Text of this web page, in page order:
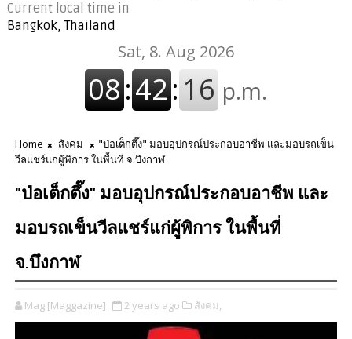
Current local time in
Bangkok, Thailand
Home สังคม
"ป่อเต็กตึ๊ง" มอบอุปกรณ์ประกอบอาชีพ และมอบรถเข็น
วีลแชร์แก่ผู้พิการ ในพื้นที่ จ.บึงกาฬ
"ป่อเต็กตึ๊ง" มอบอุปกรณ์ประกอบอาชีพ และ
มอบรถเข็นวีลแชร์แก่ผู้พิการ ในพื้นที่
จ.บึงกาฬ
Mag [Maggazine] 2 years ago สังคม,